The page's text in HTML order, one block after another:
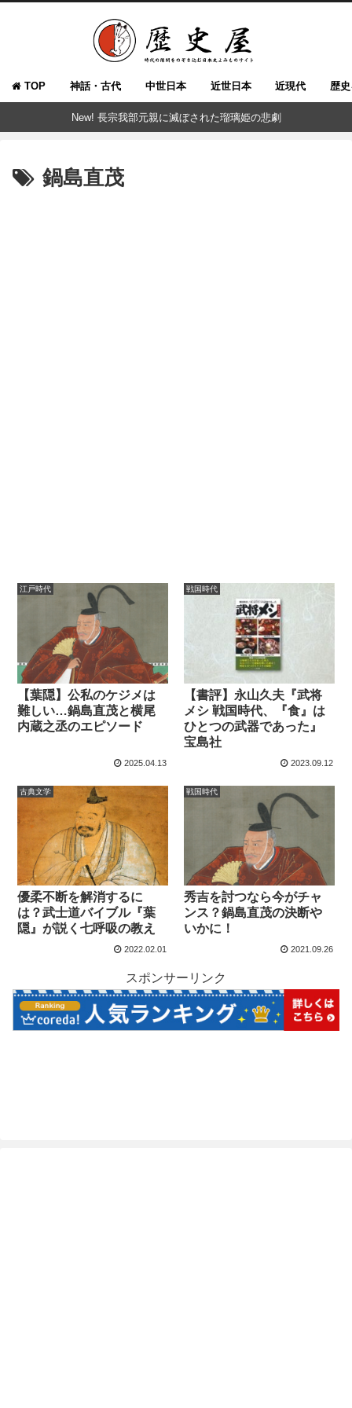
TOP 神話・古代 中世日本 近世日本 近現代 歴
New! 長宗我部元親に滅ぼされた瑠璃姫の悲劇
鍋島直茂
江戸時代
【葉隠】公私のケジメは
難しい…鍋島直茂と横尾
内蔵之丞のエピソード
2025.04.13
戦国時代
【書評】永山久夫『武将
メシ 戦国時代、『食』は
ひとつの武器であった』
宝島社
2023.09.12
古典文学
優柔不断を解消するに
は？武士道バイブル『葉
隠』が説く七呼吸の教え
2022.02.01
戦国時代
秀吉を討つなら今がチャ
ンス？鍋島直茂の決断や
いかに！
2021.09.26
スポンサーリンク